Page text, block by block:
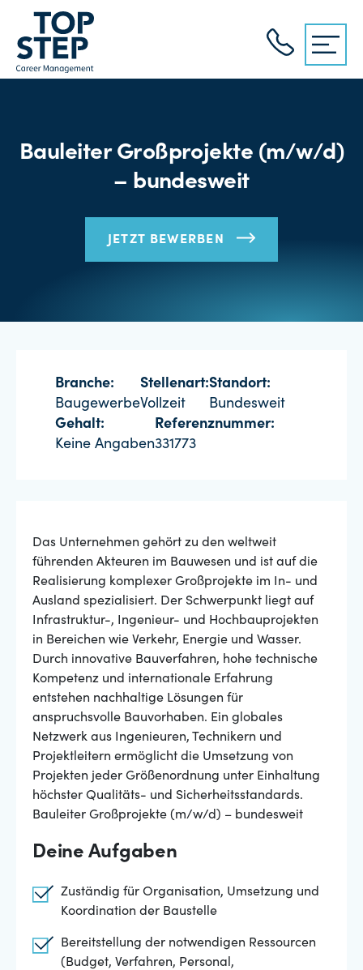
Bauleiter Großprojekte (m/w/d)
– bundesweit
JETZT BEWERBEN
Branche:
Baugewerbe
Stellenart:
Vollzeit
Standort:
Bundesweit
Gehalt:
Keine Angaben
Referenznummer:
331773
Das Unternehmen gehört zu den weltweit
führenden Akteuren im Bauwesen und ist auf die
Realisierung komplexer Großprojekte im In- und
Ausland spezialisiert. Der Schwerpunkt liegt auf
Infrastruktur-, Ingenieur- und Hochbauprojekten
in Bereichen wie Verkehr, Energie und Wasser.
Durch innovative Bauverfahren, hohe technische
Kompetenz und internationale Erfahrung
entstehen nachhaltige Lösungen für
anspruchsvolle Bauvorhaben. Ein globales
Netzwerk aus Ingenieuren, Technikern und
Projektleitern ermöglicht die Umsetzung von
Projekten jeder Größenordnung unter Einhaltung
höchster Qualitäts- und Sicherheitsstandards.
Bauleiter Großprojekte (m/w/d) – bundesweit
Deine Aufgaben
Zuständig für Organisation, Umsetzung und
Koordination der Baustelle
Bereitstellung der notwendigen Ressourcen
(Budget, Verfahren, Personal,